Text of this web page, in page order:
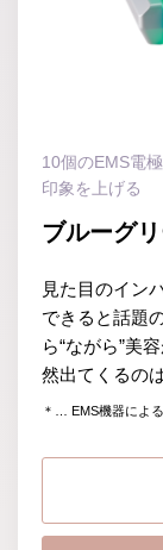
10個のEMS電
印象を上げる
ブルーグ
見た目のイン
できると話題
ら“ながら”美
然出てくるの
＊… EMS機器によ